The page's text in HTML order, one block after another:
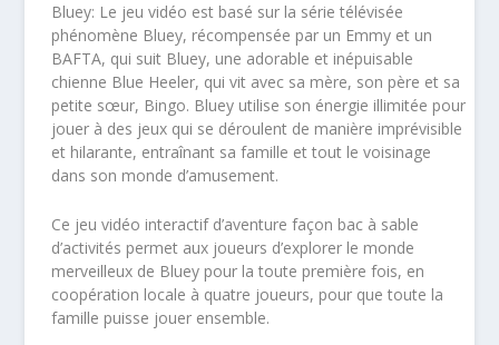
Bluey: Le jeu vidéo est basé sur la série télévisée
phénomène Bluey, récompensée par un Emmy et un
BAFTA, qui suit Bluey, une adorable et inépuisable
chienne Blue Heeler, qui vit avec sa mère, son père et sa
petite sœur, Bingo. Bluey utilise son énergie illimitée pour
jouer à des jeux qui se déroulent de manière imprévisible
et hilarante, entraînant sa famille et tout le voisinage
dans son monde d’amusement.
Ce jeu vidéo interactif d’aventure façon bac à sable
d’activités permet aux joueurs d’explorer le monde
merveilleux de Bluey pour la toute première fois, en
coopération locale à quatre joueurs, pour que toute la
famille puisse jouer ensemble.